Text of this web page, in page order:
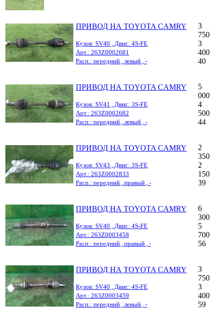
ПРИВОД НА TOYOTA CAMRY
Кузов: SV40 , Двиг.: 4S-FE
Арт.: 263Z0002681
Расп.: передний , левый , -
3
750
3
400
40
ПРИВОД НА TOYOTA CAMRY
Кузов: SV41 , Двиг.: 3S-FE
Арт.: 263Z0002682
Расп.: передний , левый , -
5
000
4
500
44
ПРИВОД НА TOYOTA CAMRY
Кузов: SV43 , Двиг.: 3S-FE
Арт.: 263Z0002833
Расп.: передний , правый , -
2
350
2
150
39
ПРИВОД НА TOYOTA CAMRY
Кузов: SV40 , Двиг.: 4S-FE
Арт.: 263Z0003458
Расп.: передний , правый , -
6
300
5
700
56
ПРИВОД НА TOYOTA CAMRY
Кузов: SV40 , Двиг.: 4S-FE
Арт.: 263Z0003459
Расп.: передний , левый , -
3
750
3
400
59